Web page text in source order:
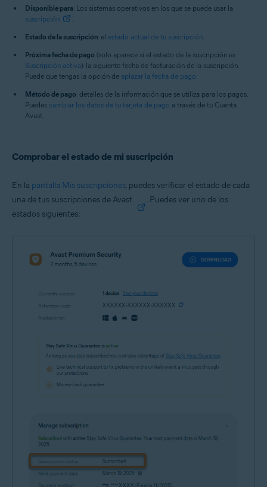
Disponible para: Los sistemas operativos en los que se puede usar la
suscripción
Estado de la suscripción: el estado actual de tu suscripción
Próxima fecha de pago (solo aparece si el estado de la suscripción es
Suscripción activa): la siguiente fecha de facturación de la suscripción.
Puede que tengas la opción de aplazar la fecha de pago
Método de pago: detalles de la información que se utiliza para los pagos.
Puedes cambiar los datos de tu tarjeta de pago a través de tu Cuenta
Avast.
Comprobar el estado de mi suscripción
En la pantalla Mis suscripciones, puedes verificar el estado de cada
una de tus suscripciones de Avast
. Puedes ver uno de los
estados siguientes: